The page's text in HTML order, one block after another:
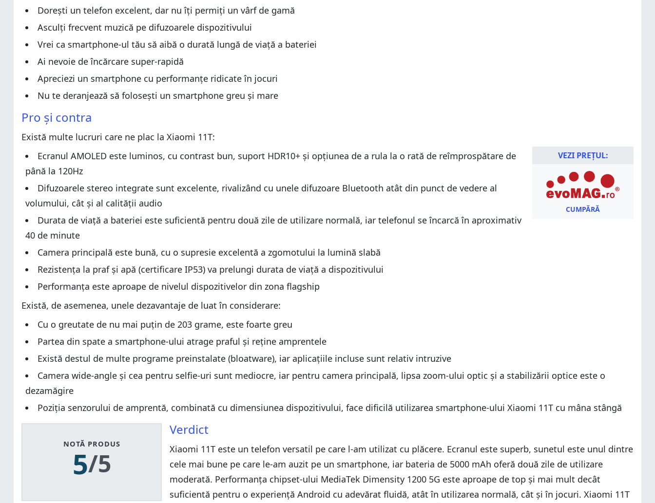
Design și calitatea construcției
Caracteristici hardware
Experiența de utilizare a smartphone-ului Xiaomi 11T
Performanță în benchmarkuri
Îți place Xiaomi 11T?
Despachetarea lui Xiaomi 11T
Caracteristici hardware
Experiența de utilizare a smartphone-ului Xiaomi 11T
Experiența de utilizare a camerelor de pe Xiaomi 11T
Android 11 și aplicații incluse
Performanță în benchmarkuri
Îți place Xiaomi 11T?
Dorești un telefon excelent, dar nu îți permiți un vârf de gamă
Asculți frecvent muzică pe difuzoarele dispozitivului
Vrei ca smartphone-ul tău să aibă o durată lungă de viață a bateriei
Ai nevoie de încărcare super-rapidă
Apreciezi un smartphone cu performanțe ridicate în jocuri
Nu te deranjează să folosești un smartphone greu și mare
Pro şi contra
Există multe lucruri care ne plac la Xiaomi 11T:
VEZI PREȚUL:
CUMPĂRĂ
Ecranul AMOLED este luminos, cu contrast bun, suport HDR10+ și opțiunea de a rula la o rată de reîmprospătare de
până la 120Hz
Difuzoarele stereo integrate sunt excelente, rivalizând cu unele difuzoare Bluetooth atât din punct de vedere al
volumului, cât și al calității audio
Durata de viață a bateriei este suficientă pentru două zile de utilizare normală, iar telefonul se încarcă în aproximativ
40 de minute
Camera principală este bună, cu o supresie excelentă a zgomotului la lumină slabă
Rezistența la praf și apă (certificare IP53) va prelungi durata de viață a dispozitivului
Performanța este aproape de nivelul dispozitivelor din zona flagship
Există, de asemenea, unele dezavantaje de luat în considerare:
Cu o greutate de nu mai puțin de 203 grame, este foarte greu
Partea din spate a smartphone-ului atrage praful și reține amprentele
Există destul de multe programe preinstalate (bloatware), iar aplicațiile incluse sunt relativ intruzive
Camera wide-angle și cea pentru selfie-uri sunt mediocre, iar pentru camera principală, lipsa zoom-ului optic și a stabilizării optice este o
dezamăgire
Poziția senzorului de amprentă, combinată cu dimensiunea dispozitivului, face dificilă utilizarea smartphone-ului Xiaomi 11T cu mâna stângă
NOTĂ PRODUS
5/5
Verdict
Xiaomi 11T este un telefon versatil pe care l-am utilizat cu plăcere. Ecranul este superb, sunetul este unul dintre
cele mai bune pe care le-am auzit pe un smartphone, iar bateria de 5000 mAh oferă două zile de utilizare
moderată. Performanța chipset-ului MediaTek Dimensity 1200 5G este aproape de top și mai mult decât
suficientă pentru o experiență Android cu adevărat fluidă, atât în ​​utilizarea normală, cât și în jocuri. Xiaomi 11T